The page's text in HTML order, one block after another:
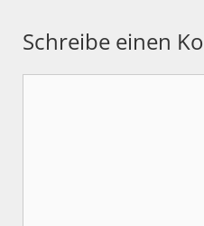
Schreibe einen